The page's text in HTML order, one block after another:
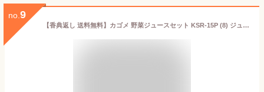
no. 9
【香典返し 送料無料】カゴメ 野菜ジュースセット KSR-15P (8) ジュース ギフト 詰め合わせ 引き出物 四十九日 お供え 初盆 一周忌 お返し 喪中 法事 お供え物 満中陰志 忌明け 49日 挨拶状 粗供養 品物 お礼 食品 食べ物